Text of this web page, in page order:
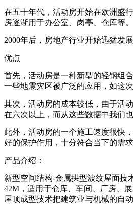
在五十年代，活动房开始在欧洲盛
房逐渐用于办公室、岗亭、仓库等。
2000年后，房地产行业开始迅猛发
优点
首先，活动房是一种新型的轻钢组
一些地震灾区被广泛的应用，如这
其次，活动房的成本较低，由于活
在六次以上，而从这些数据中我们
此外，活动房的一个施工速度很快
好的保护作用，十分符合当下的需求
产品介绍：
新型空间结构-金属拱型波纹屋面技
42M，适用于仓库、车间、厂房、
屋顶成型技术把建筑业与机械的自